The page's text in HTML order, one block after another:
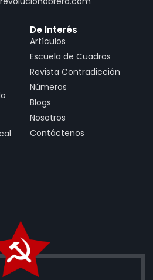
De Interés
Artículos
Escuela de Cuadros
Revista Contradicción
Números
Blogs
Nosotros
Contáctenos